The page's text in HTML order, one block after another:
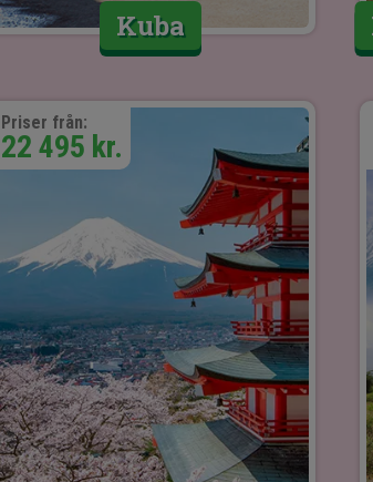
Kuba
Priser från:
22 495 kr.